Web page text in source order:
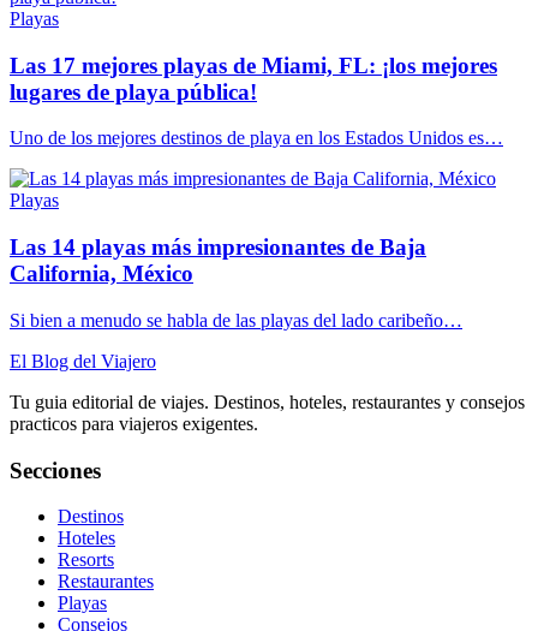
Playas
Las 17 mejores playas de Miami, FL: ¡los mejores
lugares de playa pública!
Uno de los mejores destinos de playa en los Estados Unidos es…
Playas
Las 14 playas más impresionantes de Baja
California, México
Si bien a menudo se habla de las playas del lado caribeño…
El Blog del Viajero
Tu guia editorial de viajes. Destinos, hoteles, restaurantes y consejos
practicos para viajeros exigentes.
Secciones
Destinos
Hoteles
Resorts
Restaurantes
Playas
Consejos